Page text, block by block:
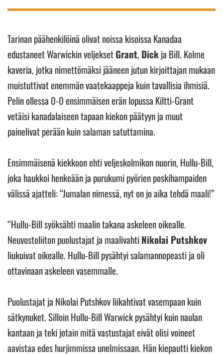
Tarinan päähenkilöinä olivat noissa kisoissa Kanadaa
edustaneet Warwickin veljeksetGrant, Dickja Bill. Kolme
kaveria, jotka nimettömäksi jääneen jutun kirjoittajan mukaan
muistuttivat enemmän vaatekaappeja kuin tavallisia ihmisiä.
Pelin ollessa 0-0 ensimmäisen erän lopussa Kiltti-Grant
vetäisi kanadalaiseen tapaan kiekon päätyyn ja muut
painelivat perään kuin salaman satuttamina.
Ensimmäisenä kiekkoon ehti veljeskolmikon nuorin, Hullu-Bill,
joka haukkoi henkeään ja purukumi pyörien poskihampaiden
välissä ajatteli: “Jumalan nimessä, nyt on jo aika tehdä maali!”
“Hullu-Bill syöksähti maalin takana askeleen oikealle.
Neuvostoliiton puolustajat ja maalivahtiNikolai Putshkov
liukuivat oikealle. Hullu-Bill pysähtyi salamannopeasti ja oli
ottavinaan askeleen vasemmalle.
Puolustajat ja Nikolai Putshkov liikahtivat vasempaan kuin
sätkynuket. Silloin Hullu-Bill Warwick pysähtyi kuin naulan
kantaan ja teki jotain mitä vastustajat eivät olisi voineet
aavistaa edes hurjimmissa unelmissaan. Hän kiepautti kiekon